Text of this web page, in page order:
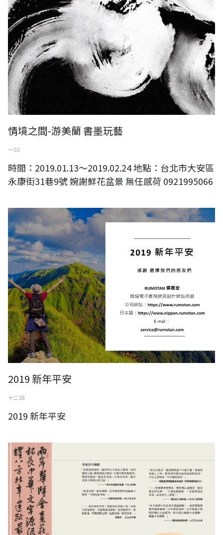
情境之間-游美蘭 書墨玩藝
一 02
時間：2019.01.13～2019.02.24 地點：台北市大安區
永康街31巷9號 婉謝鮮花盆景 無任感荷 0921995066
2019 新年平安
2019 新年平安
十二 28
2019 新年平安
游藝周甲一陳維德書藝回顧展